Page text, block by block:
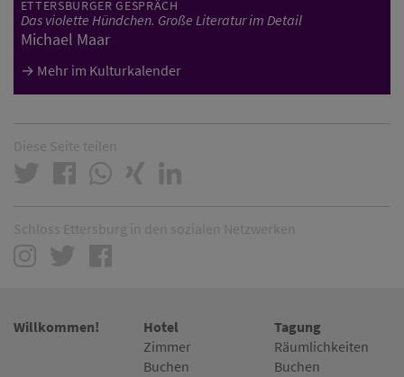
ETTERSBURGER GESPRÄCH
Das violette Hündchen. Große Literatur im Detail
Michael Maar
Mehr im Kulturkalender
Diese Seite teilen
Schloss Ettersburg in den sozialen Netzwerken
Willkommen!
Hotel
Zimmer
Buchen
Tagung
Räumlichkeiten
Buchen